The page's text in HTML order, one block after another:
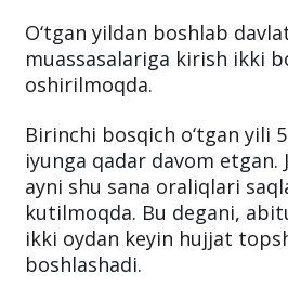
O‘tgan yildan boshlab
muassasalariga kirish ikki
oshirilmoqda.
Birinchi bosqich o‘tgan yili
iyunga qadar davom etgan.
ayni shu sana oraliqlari
kutilmoqda. Bu degani,
ikki oydan keyin hujjat
boshlashadi.